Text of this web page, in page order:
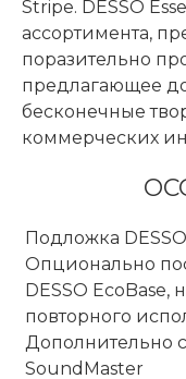
Stripe. DESSO
ассортимента,
поразительно
предлагающее
бесконечные
коммерческих
Подложка
Опционально
DESSO EcoBase,
повторного
Дополнительно
SoundMaster